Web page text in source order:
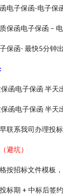
电子保函-电子保
保函电子保函 –
保函- 最快5分钟
函电子保函 半
函电子保函 半
联系我司办理投
避坑）
按招标文件模板
标期 + 中标后签